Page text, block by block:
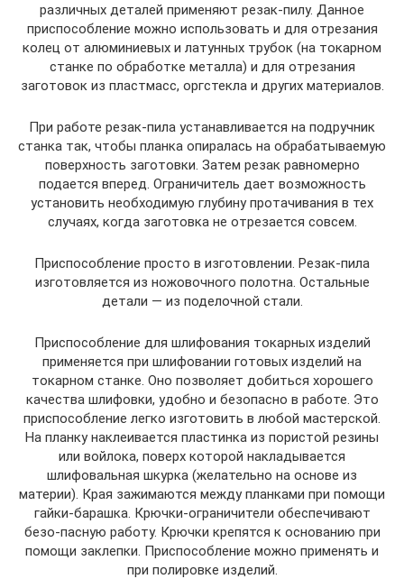
различных деталей применяют резак-пилу. Данное
приспособление можно использовать и для отрезания
колец от алюминиевых и латунных трубок (на токарном
станке по обработке металла) и для отрезания
заготовок из пластмасс, оргстекла и других материалов.
При работе резак-пила устанавливается на подручник
станка так, чтобы планка опиралась на обрабатываемую
поверхность заготовки. Затем резак равномерно
подается вперед. Ограничитель дает возможность
установить необходимую глубину протачивания в тех
случаях, когда заготовка не отрезается совсем.
Приспособление просто в изготовлении. Резак-пила
изготовляется из ножовочного полотна. Остальные
детали — из поделочной стали.
Приспособление для шлифования токарных изделий
применяется при шлифовании готовых изделий на
токарном станке. Оно позволяет добиться хорошего
качества шлифовки, удобно и безопасно в работе. Это
приспособление легко изготовить в любой мастерской.
На планку наклеивается пластинка из пористой резины
или войлока, поверх которой накладывается
шлифовальная шкурка (желательно на основе из
материи). Края зажимаются между планками при помощи
гайки-барашка. Крючки-ограничители обеспечивают
безо-пасную работу. Крючки крепятся к основанию при
помощи заклепки. Приспособление можно применять и
при полировке изделий.